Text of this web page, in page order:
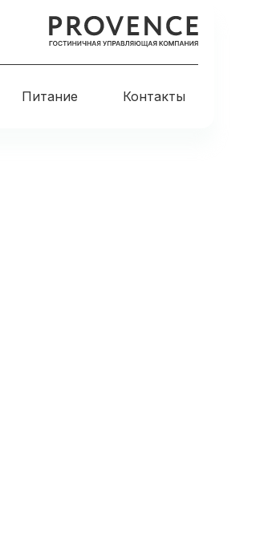
Контакты
Питание